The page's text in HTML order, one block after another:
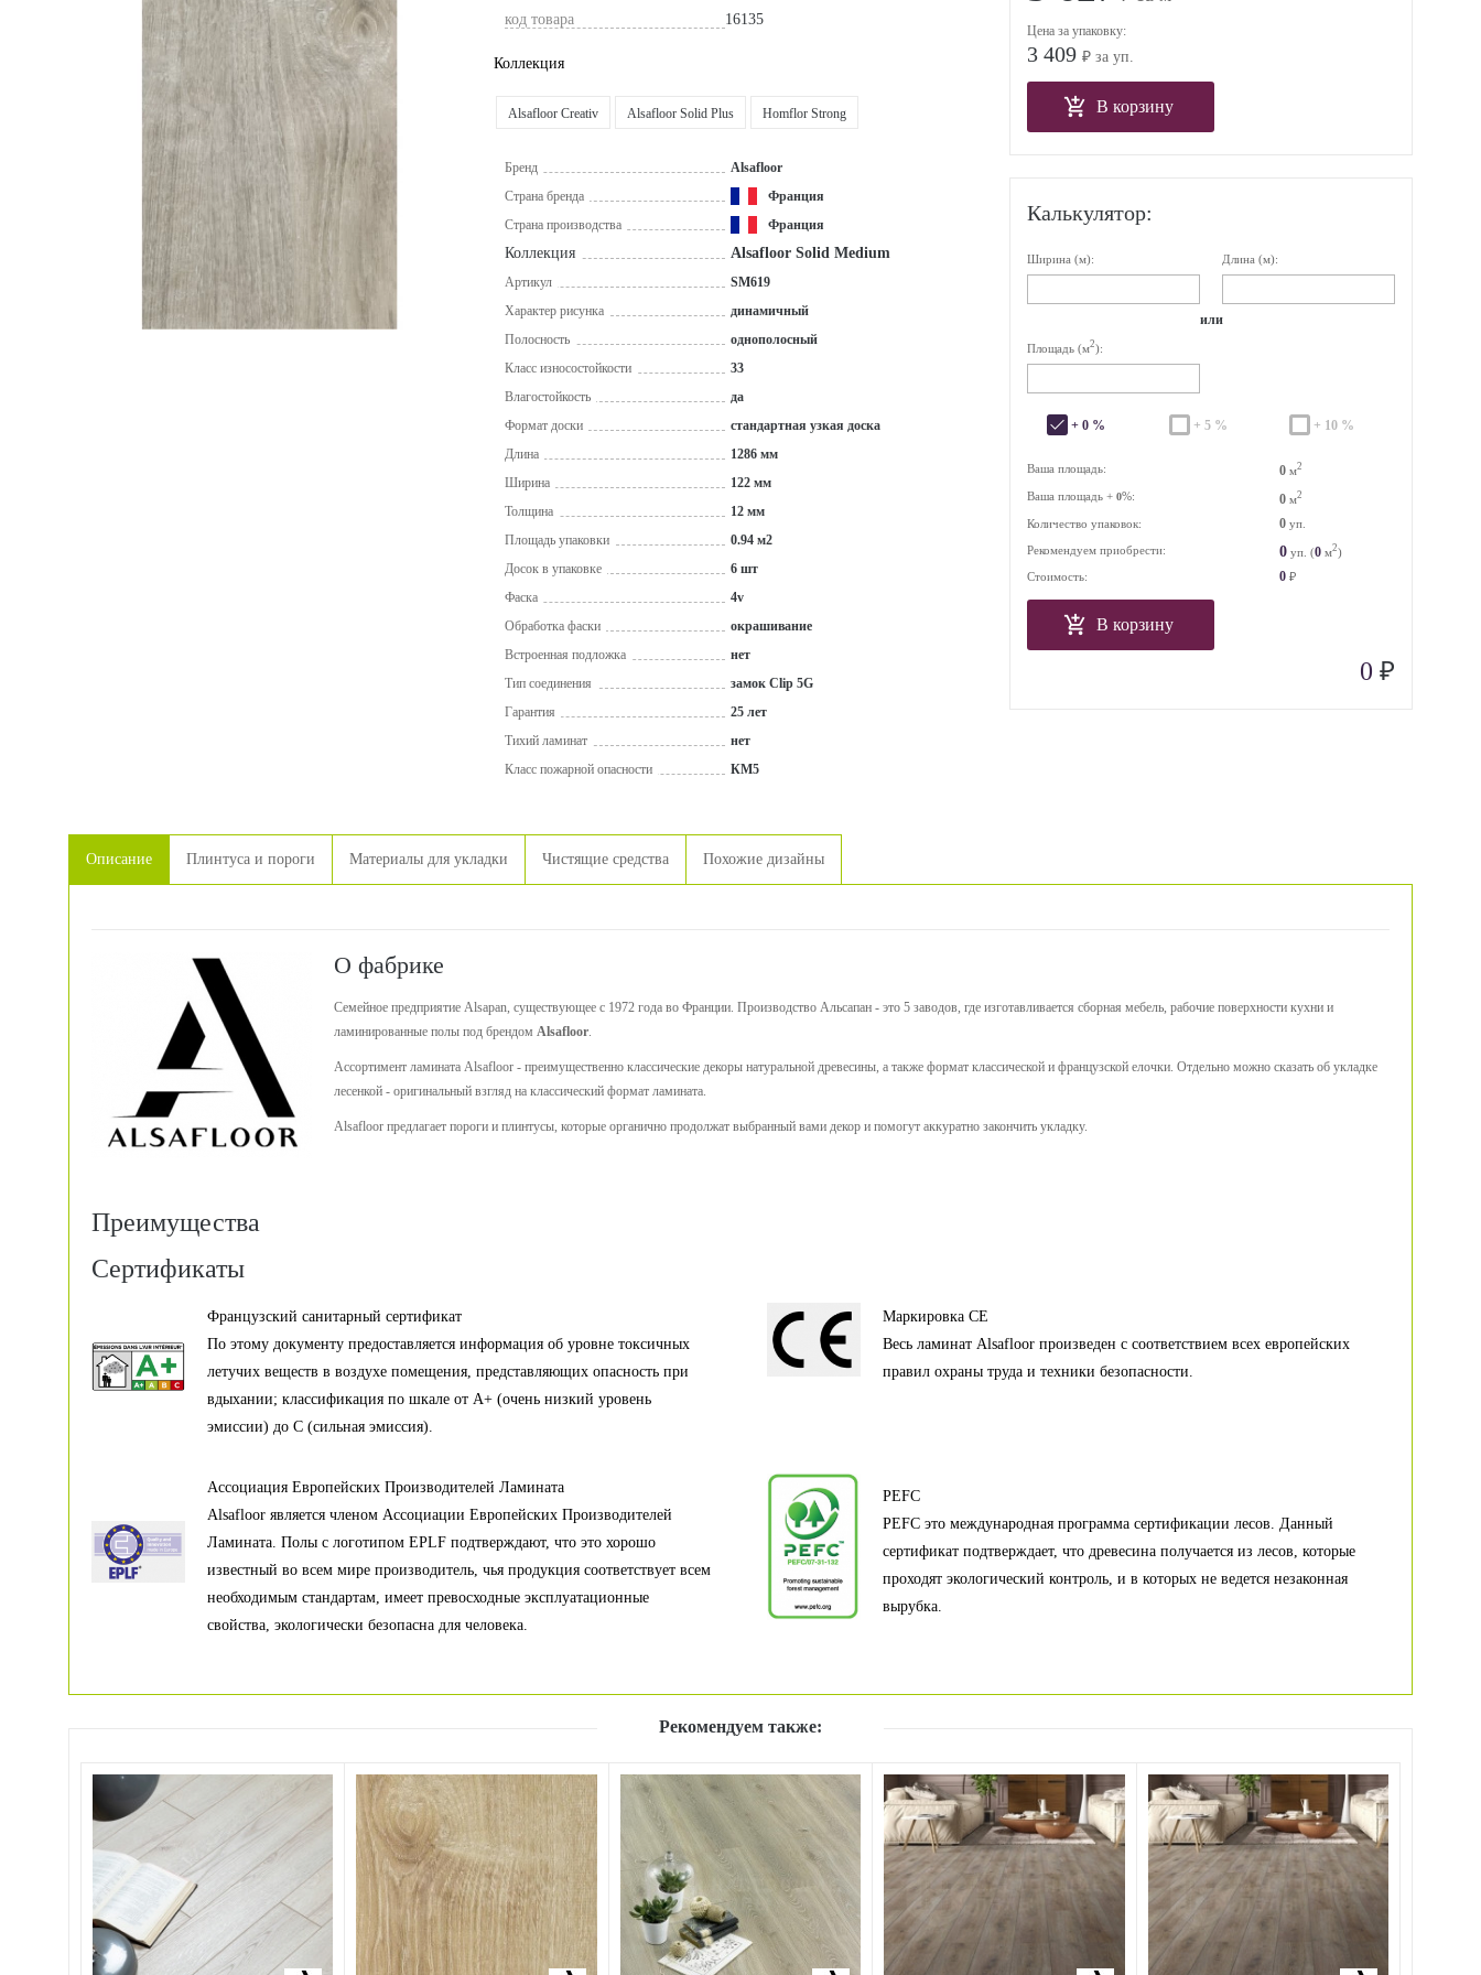
код товара 16135
Коллекция
Alsafloor Creativ Alsafloor Solid Plus Homflor Strong
Бренд
Alsafloor
Страна бренда
Франция
Страна производства
Франция
Коллекция Alsafloor Solid Medium
Артикул
SM619
Характер рисунка
динамичный
Полосность
однополосный
Класс износостойкости
33
Влагостойкость
да
Формат доски
стандартная узкая доска
Длина
1286 мм
Ширина
122 мм
Толщина
12 мм
Площадь упаковки
0.94 м2
Досок в упаковке
6 шт
Фаска
4v
Обработка фаски
окрашивание
Встроенная подложка
нет
Тип соединения
замок Clip 5G
Гарантия
25 лет
Тихий ламинат
нет
Класс пожарной опасности
КМ5
Цена за упаковку:
3 409 ₽ за уп.
В корзину
Калькулятор:
Ширина (м): Длина (м):
или
Площадь (м2):
+ 0 % + 5 % + 10 %
Ваша площадь: 0 м2
Ваша площадь + 0%: 0 м2
Количество упаковок: 0 уп.
Рекомендуем приобрести:
0 уп. (0 м2)
Стоимость:
0 ₽
В корзину
0 ₽
Описание Плинтуса и пороги Материалы для укладки Чистящие средства Похожие дизайны
О фабрике
Семейное предприятие Alsapan, существующее с 1972 года во Франции. Производство Альсапан - это 5 заводов, где изготавливается сборная мебель, рабочие поверхности кухни и
ламинированные полы под брендом Alsafloor.
Ассортимент ламината Alsafloor - преимущественно классические декоры натуральной древесины, а также формат классической и французской елочки. Отдельно можно сказать об укладке
лесенкой - оригинальный взгляд на классический формат ламината.
Alsafloor предлагает пороги и плинтусы, которые органично продолжат выбранный вами декор и помогут аккуратно закончить укладку.
Преимущества
Сертификаты
Французский санитарный сертификат
По этому документу предоставляется информация об уровне токсичных
летучих веществ в воздухе помещения, представляющих опасность при
вдыхании; классификация по шкале от А+ (очень низкий уровень
эмиссии) до С (сильная эмиссия).
Маркировка CE
Весь ламинат Alsafloor произведен с соответствием всех европейских
правил охраны труда и техники безопасности.
PEFC
PEFC это международная программа сертификации лесов. Данный
сертификат подтверждает, что древесина получается из лесов, которые
проходят экологический контроль, и в которых не ведется незаконная
вырубка.
Ассоциация Европейских Производителей Ламината
Alsafloor является членом Ассоциации Европейских Производителей
Ламината. Полы с логотипом EPLF подтверждают, что это хорошо
известный во всем мире производитель, чья продукция соответствует всем
необходимым стандартам, имеет превосходные эксплуатационные
свойства, экологически безопасна для человека.
Рекомендуем также: